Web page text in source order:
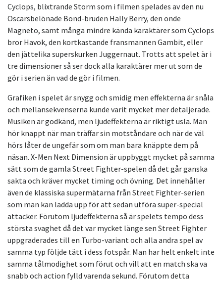
Cyclops, blixtrande Storm som i filmen spelades av den nu
Oscarsbelönade Bond-bruden Hally Berry, den onde
Magneto, samt många mindre kända karaktärer som Cyclops
bror Havok, den kortkastande fransmannen Gambit, eller
den jättelika superskurken Juggernaut. Trotts att spelet är i
tre dimensioner så ser dock alla karaktärer mer ut som de
gör i serien än vad de gör i filmen.
Grafiken i spelet är snygg och smidig men effekterna är snåla
och mellansekvenserna kunde varit mycket mer detaljerade.
Musiken är godkänd, men ljudeffekterna är riktigt usla. Man
hör knappt när man träffar sin motståndare och när de väl
hörs låter de ungefär som om man bara knäppte dem på
näsan. X-Men Next Dimension är uppbyggt mycket på samma
sätt som de gamla Street Fighter-spelen då det går ganska
sakta och kräver mycket timing och övning. Det innehåller
även de klassiska supermätarna från Street Fighter-serien
som man kan ladda upp för att sedan utföra super-special
attacker. Förutom ljudeffekterna så är spelets tempo dess
största svaghet då det var mycket länge sen Street Fighter
uppgraderades till en Turbo-variant och alla andra spel av
samma typ följde tätt i dess fotspår. Man har helt enkelt inte
samma tålmodighet som förut och vill att en match ska va
snabb och action fylld varenda sekund. Förutom detta